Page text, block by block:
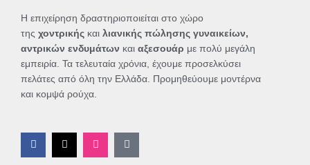
Η επιχείρηση δραστηριοποιείται στο χώρο
της χοντρικής και λιανικής πώλησης γυναικείων,
αντρικών ενδυμάτων και αξεσουάρ με πολύ μεγάλη
εμπειρία. Τα τελευταία χρόνια, έχουμε προσελκύσει
πελάτες από όλη την Ελλάδα. Προμηθεύουμε μοντέρνα
και κομψά ρούχα.
F
a
c
X
-
t
I
n
s
T
i
k